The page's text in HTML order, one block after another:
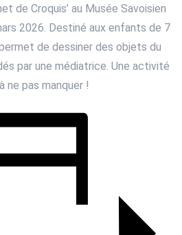
de Croquis’ au Musée Savoisien
2026. Destiné aux enfants de 7
de dessiner des objets du
par une médiatrice. Une activité
ne pas manquer !